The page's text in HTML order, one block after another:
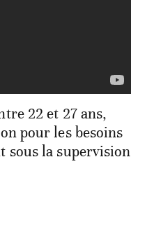
22 et 27 ans,
pour les besoins
sous la supervision